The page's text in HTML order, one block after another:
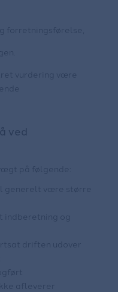
vurdering være
ved
på følgende:
generelt være større
og
driften udover
afleverer